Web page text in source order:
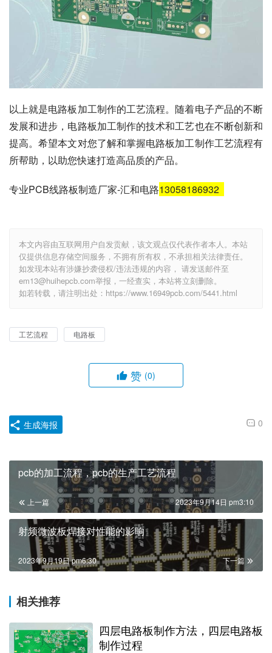
以上就是电路板加工制作的工艺流程。随着电子产品的不断
发展和进步，电路板加工制作的技术和工艺也在不断创新和
提高。希望本文对您了解和掌握电路板加工制作工艺流程有
所帮助，以助您快速打造高品质的产品。
专业PCB线路板制造厂家-汇和电路13058186932
本文内容由互联网用户自发贡献，该文观点仅代表作者本人。本站
仅提供信息存储空间服务，不拥有所有权，不承担相关法律责任。
如发现本站有涉嫌抄袭侵权/违法违规的内容， 请发送邮件至
em13@huihepcb.com举报，一经查实，本站将立刻删除。
如若转载，请注明出处：https://www.16949pcb.com/5441.html
工艺流程 电路板
赞 (0)
0
生成海报
pcb的加工流程，pcb的生产工艺流程
上一篇 2023年9月14日 pm3:10
射频微波板焊接对性能的影响
下一篇
2023年9月19日 pm6:30
相关推荐
四层电路板制作方法，四层电路板
制作过程